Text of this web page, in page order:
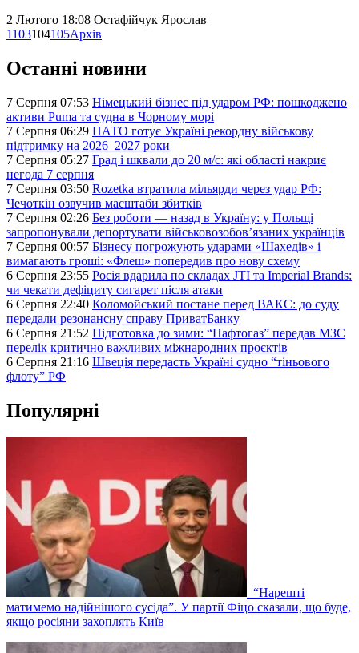
2 Лютого 18:08 Остафійчук Ярослав
1103104105Архів
Останні новини
7 Серпня 07:53 Німецький бізнес під ударом РФ: пошкоджено
активи Puma та судна в Чорному морі
7 Серпня 06:29 НАТО готує Україні рекордну військову
підтримку на 2026–2027 роки
7 Серпня 05:27 Град і шквали до 20 м/с: які області накриє
негода 7 серпня
7 Серпня 03:50 Rozetka втратила мільярди через удар РФ:
Чечоткін озвучив масштаби збитків
7 Серпня 02:26 Без роботи — назад в Україну: у Польщі
запропонували депортувати військовозобов’язаних українців
7 Серпня 00:57 Бізнесу погрожують ударами «Шахедів» і
вимагають гроші: «Флеш» попередив про нову схему
6 Серпня 23:55 Росія вдарила по складах JTI та Imperial Brands:
чи чекати дефіциту сигарет після атаки
6 Серпня 22:40 Коломойський постане перед ВАКС: до суду
передали резонансну справу ПриватБанку
6 Серпня 21:52 Підготовка до зими: “Нафтогаз” передав МЗС
перелік критично важливих міжнародних проєктів
6 Серпня 21:16 Швеція передасть Україні судно “тіньового
флоту” РФ
Популярні
“Нарешті
матимемо надійнішого сусіда”. У партії Фіцо сказали, що буде,
якщо росіяни захоплять Київ